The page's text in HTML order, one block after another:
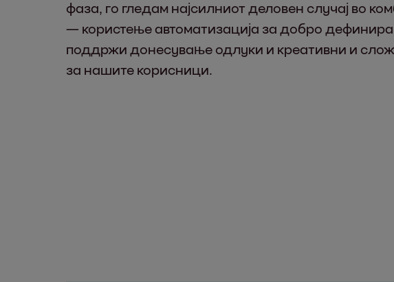
фаза, го гледам најсилниот деловен случај во
— користење автоматизација за добро
поддржи донесување одлуки и креативни и
за нашите корисници.